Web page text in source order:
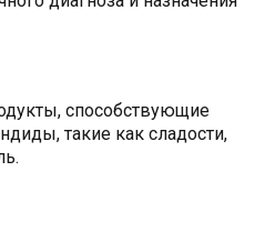
способствующие
такие как сладости,